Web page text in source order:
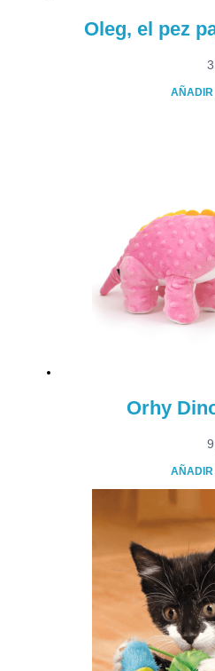
Oleg, el pez
AÑADIR
Orhy
AÑADIR